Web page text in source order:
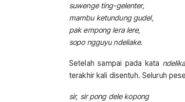
suwenge ting-gelenter,
mambu ketundung gudel,
pak empong lera lere,
sopo ngguyu ndeliake.
Setelah sampai pada kata
terakhir kali disentuh. Seluruh
sir, sir pong dele kopong